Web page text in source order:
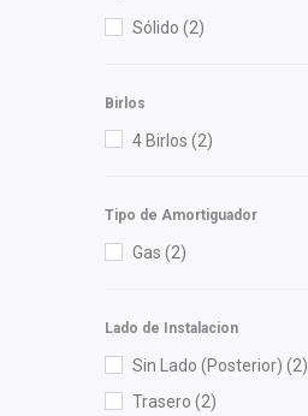
Sólido (2)
Birlos
4 Birlos (2)
Tipo de Amortiguador
Gas (2)
Lado de Instalacion
Sin Lado (Posterior) (2)
Trasero (2)